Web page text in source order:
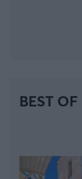
BEST OF